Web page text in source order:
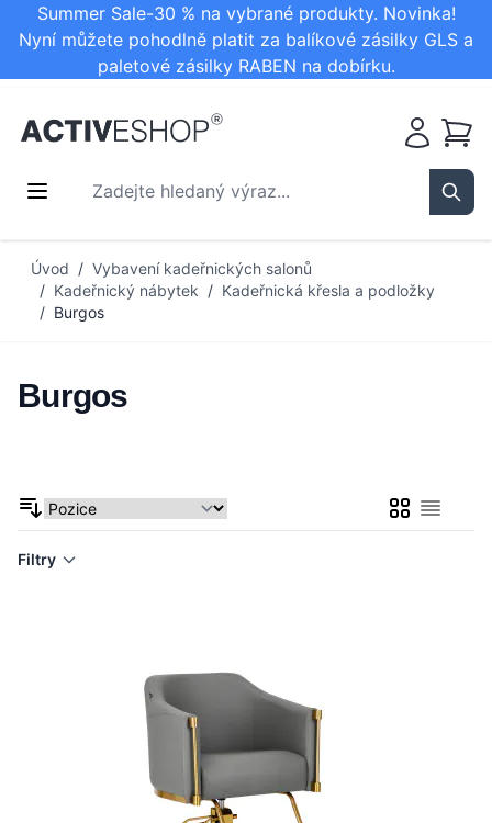
Summer Sale-30 % na vybrané produkty. Novinka!
Nyní můžete pohodlně platit za balíkové zásilky GLS a
paletové zásilky RABEN na dobírku.
Zadejte hledaný výraz...
Košík
Úvod / Vybavení kadeřnických salonů
/ Kadeřnický nábytek / Kadeřnická křesla a podložky
/ Burgos
Burgos
MřížkaSeznam
Filtry